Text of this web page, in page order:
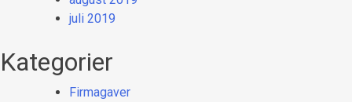
juli 2019
Kategorier
Firmagaver